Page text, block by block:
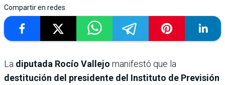
Compartir en redes
La diputada Rocío Vallejo manifestó que la
destitución del presidente del Instituto de Previsión